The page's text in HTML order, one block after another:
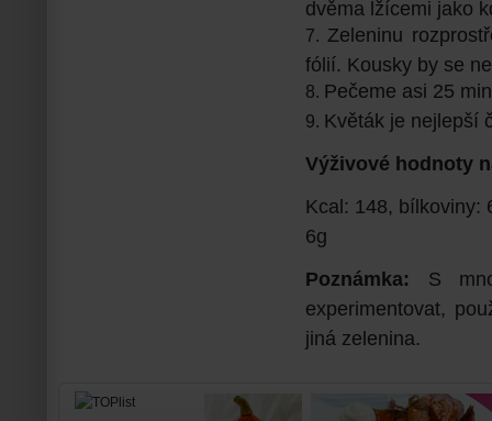
dvěma lžícemi jako
Zeleninu
fólií. Kousky by se
Pečeme asi 25
Květák je nejlepší
Výživové hodnoty
Kcal: 148, bílkoviny:
6g
Poznámka: S
experimentovat,
jiná zelenina.